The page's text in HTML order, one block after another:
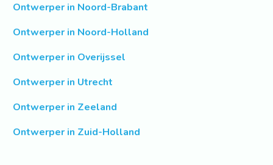
Ontwerper in Noord-Brabant
Ontwerper in Noord-Holland
Ontwerper in Overijssel
Ontwerper in Utrecht
Ontwerper in Zeeland
Ontwerper in Zuid-Holland